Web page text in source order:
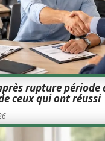
rupture période
ceux qui ont réussi